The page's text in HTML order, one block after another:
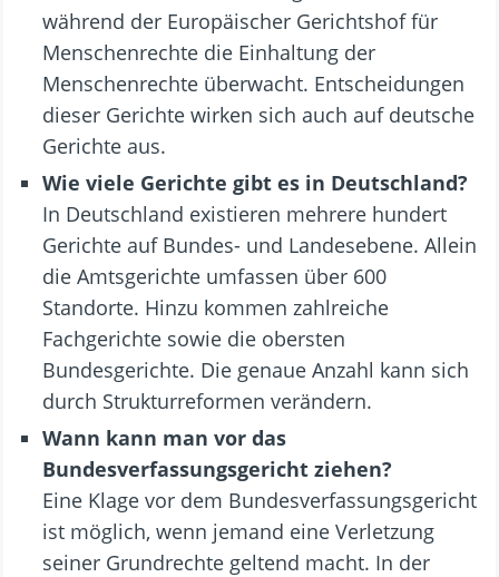
während der Europäischer Gerichtshof für
Menschenrechte die Einhaltung der
Menschenrechte überwacht. Entscheidungen
dieser Gerichte wirken sich auch auf deutsche
Gerichte aus.
Wie viele Gerichte gibt es in Deutschland?
In Deutschland existieren mehrere hundert
Gerichte auf Bundes- und Landesebene. Allein
die Amtsgerichte umfassen über 600
Standorte. Hinzu kommen zahlreiche
Fachgerichte sowie die obersten
Bundesgerichte. Die genaue Anzahl kann sich
durch Strukturreformen verändern.
Wann kann man vor das
Bundesverfassungsgericht ziehen?
Eine Klage vor dem Bundesverfassungsgericht
ist möglich, wenn jemand eine Verletzung
seiner Grundrechte geltend macht. In der